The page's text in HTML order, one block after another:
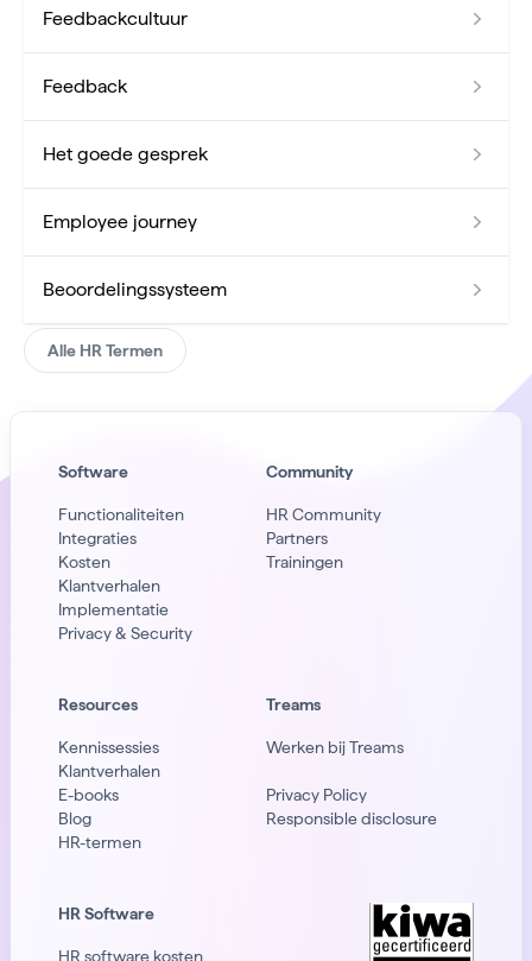
Feedbackcultuur
Feedback
Het goede gesprek
Employee journey
Beoordelingssysteem
Alle HR Termen
Software
Functionaliteiten
Integraties
Kosten
Klantverhalen
Implementatie
Privacy & Security
Community
HR Community
Partners
Trainingen
Resources
Kennissessies
Klantverhalen
E-books
Blog
HR-termen
Treams
Werken bij Treams
Privacy Policy
Responsible disclosure
HR Software
HR software kosten